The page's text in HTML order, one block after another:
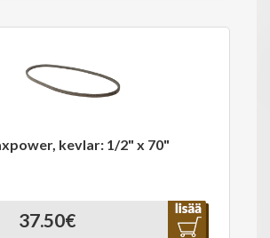
kevlar: 1/2" x 70"
37.50€